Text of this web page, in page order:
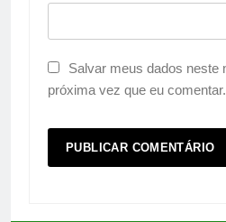
Salvar meus dados neste
próxima vez que eu comentar.